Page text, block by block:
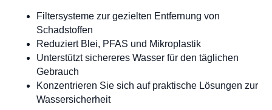
Filtersysteme zur gezielten Entfernung von
Schadstoffen
Reduziert Blei, PFAS und Mikroplastik
Unterstützt sichereres Wasser für den täglichen
Gebrauch
Konzentrieren Sie sich auf praktische Lösungen zur
Wassersicherheit